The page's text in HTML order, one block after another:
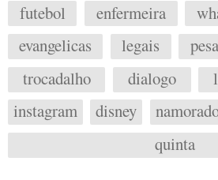
futebol
enfermeira
evangelicas
legais
trocadalho
dialogo
instagram
disney
quinta